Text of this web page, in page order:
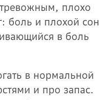
плохо
боль и плохой сон
в боль
в нормальной
и про запас.